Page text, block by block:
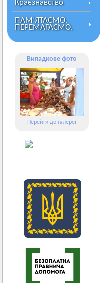
Краєзнавство
ПАМ’ЯТАЄМО.
ПЕРЕМАГАЄМО.
Випадкове фото
Перейти до галереї